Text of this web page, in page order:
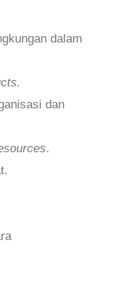
dalam
dan
.